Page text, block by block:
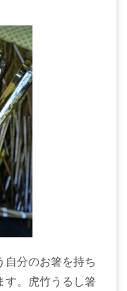
分のお箸を持ち
す。虎竹うるし箸